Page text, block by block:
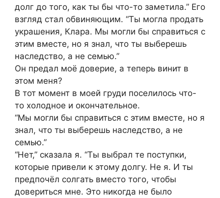
долг до того, как ты бы что-то заметила.” Его
взгляд стал обвиняющим. “Ты могла продать
украшения, Клара. Мы могли бы справиться с
этим вместе, но я знал, что ты выберешь
наследство, а не семью.”
Он предал моё доверие, а теперь винит в
этом меня?
В тот момент в моей груди поселилось что-
то холодное и окончательное.
“Мы могли бы справиться с этим вместе, но я
знал, что ты выберешь наследство, а не
семью.”
“Нет,” сказала я. “Ты выбрал те поступки,
которые привели к этому долгу. Не я. И ты
предпочёл солгать вместо того, чтобы
довериться мне. Это никогда не было